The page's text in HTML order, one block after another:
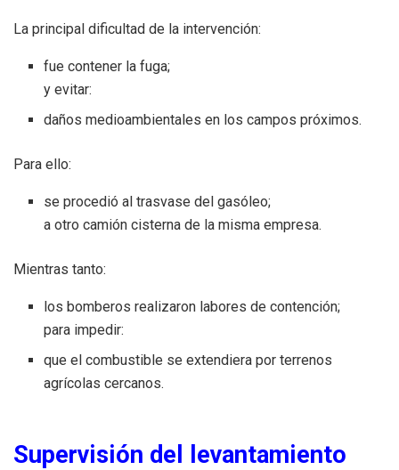
La principal dificultad de la intervención:
fue contener la fuga;
y evitar:
daños medioambientales en los campos próximos.
Para ello:
se procedió al trasvase del gasóleo;
a otro camión cisterna de la misma empresa.
Mientras tanto:
los bomberos realizaron labores de contención;
para impedir:
que el combustible se extendiera por terrenos
agrícolas cercanos.
Supervisión del levantamiento